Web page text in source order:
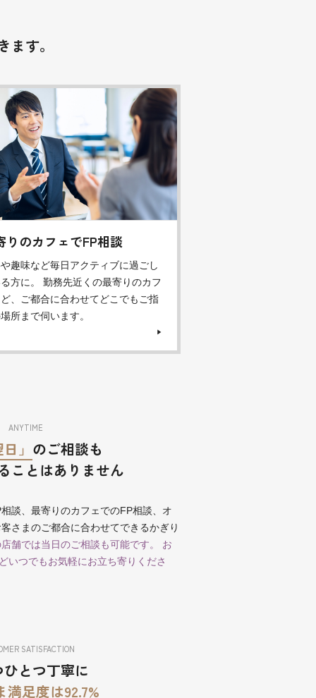
す。
りのカフェでFP相談
趣味など毎日アクティブに過ごし
方に。 勤務先近くの最寄りのカフ
、ご都合に合わせてどこでもご指
所まで伺います。
ANYTIME
」 のご相談も
ことはありません
談、最寄りのカフェでのFP相談、オ
さまのご都合に合わせてできるかぎり
舗では当日のご相談も可能です。 お
いつでもお気軽にお立ち寄りくださ
SATISFACTION
とつ丁寧に
満足度は92.7%